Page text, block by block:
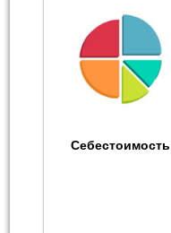
Себестоимость